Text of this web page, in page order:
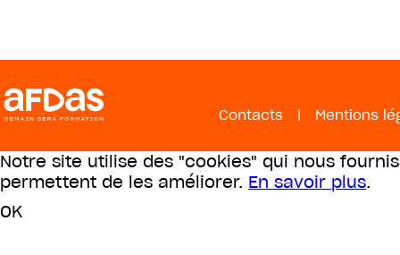
Contacts | Mentions
Notre site utilise des "cookies" qui nous
permettent de les améliorer. En savoir plus.
OK